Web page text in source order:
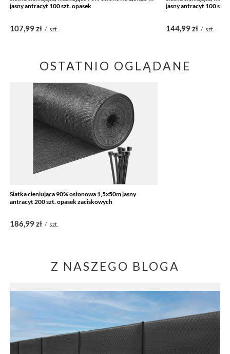
jasny antracyt 100 szt. opasek
107,99 zł / szt.
jasny antracyt 100 szt.
144,99 zł / szt.
OSTATNIO OGLĄDANE
Siatka cieniująca 90% osłonowa 1,5x50m jasny
antracyt 200 szt. opasek zaciskowych
186,99 zł / szt.
Z NASZEGO BLOGA